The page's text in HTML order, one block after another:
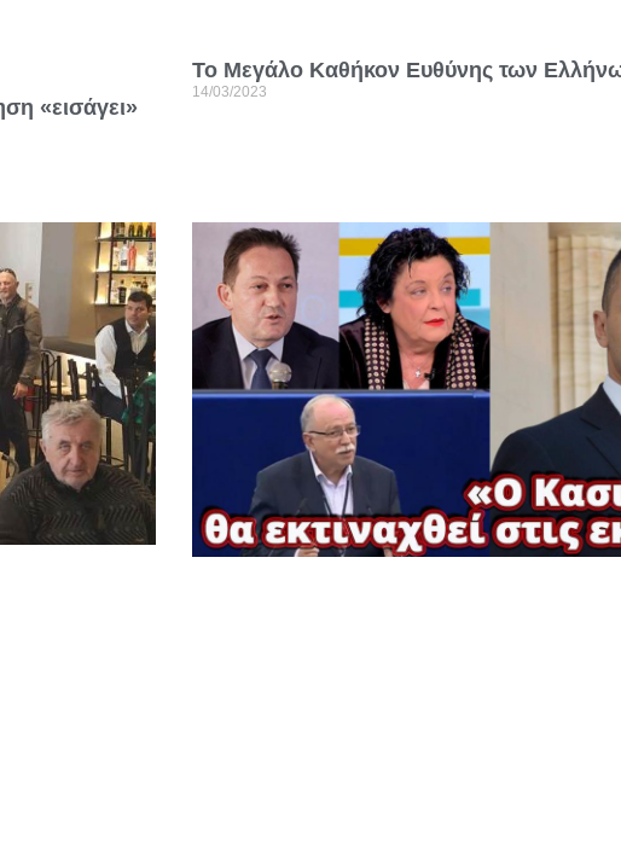
«εισάγει»
Το Μεγάλο Καθήκον Ευθύνης των
14/03/2023